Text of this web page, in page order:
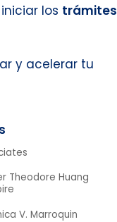
los trámites
y acelerar tu
Theodore Huang
V. Marroquin